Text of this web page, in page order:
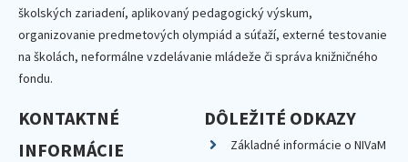
školských zariadení, aplikovaný pedagogický výskum,
organizovanie predmetových olympiád a súťaží, externé testovanie
na školách, neformálne vzdelávanie mládeže či správa knižničného
fondu.
KONTAKTNÉ
INFORMÁCIE
DÔLEŽITÉ ODKAZY
Základné informácie o NIVaM